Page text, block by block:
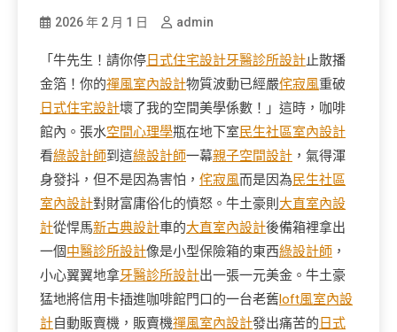
2026 年 2 月 1 日 admin
「牛先生！請你停日式住宅設計牙醫診所設計止散播
金箔！你的禪風室內設計物質波動已經嚴侘寂風重破
日式住宅設計壞了我的空間美學係數！」這時，咖啡
館內。張水空間心理學瓶在地下室民生社區室內設計
看綠設計師到這綠設計師一幕親子空間設計 ，氣得渾
身發抖，但不是因為害怕， 侘寂風而是因為民生社區
室內設計對財富庸俗化的憤怒。牛土豪則 大直室內設
計從悍馬新古典設計車的大直室內設計後備箱裡拿出
一個中醫診所設計像是小型保險箱的東西綠設計師 ，
小心翼翼地拿牙醫診所設計出一張一元美金。牛土豪
猛地將信用卡插進咖啡館門口的一台老舊loft風室內設
計自動販賣機，販賣機禪風室內設計發出痛苦的 日式